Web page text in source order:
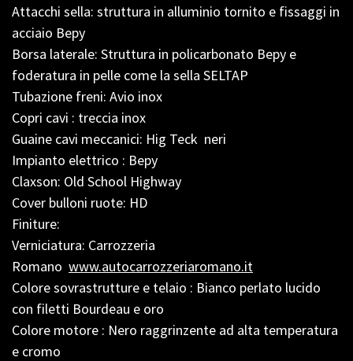
Attacchi sella: struttura in alluminio tornito e fissaggi in
acciaio Bepy
Borsa laterale: Struttura in policarbonato Bepy e
foderatura in pelle come la sella SELTAP
Tubazione freni: Avio inox
Copri cavi : treccia inox
Guaine cavi meccanici: Hig Teck neri
Impianto elettrico : Bepy
Claxson: Old School Highway
Cover bulloni ruote: HD
Finiture:
Verniciatura: Carrozzeria
Romano www.autocarrozzeriaromano.it
Colore sovrastrutture e telaio : Bianco perlato lucido
con filetti Bourdeau e oro
Colore motore : Nero raggrinzente ad alta temperatura
e cromo